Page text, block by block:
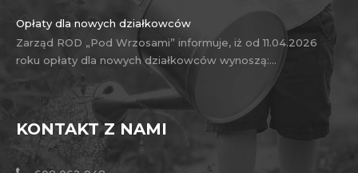
Opłaty dla nowych działkowców
Zarząd ROD „Pod Wrzosami” informuje, iż od 11.04.2026
roku opłaty dla nowych działkowców wynoszą:…
KONTAKT Z NAMI